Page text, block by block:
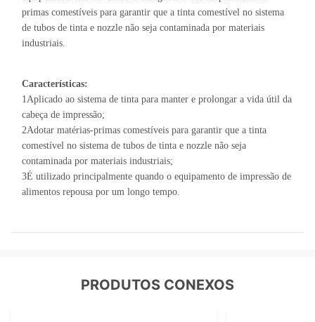
primas comestíveis para garantir que a tinta comestível no sistema
de tubos de tinta e nozzle não seja contaminada por materiais
industriais.
Características:
1Aplicado ao sistema de tinta para manter e prolongar a vida útil da
cabeça de impressão;
2Adotar matérias-primas comestíveis para garantir que a tinta
comestível no sistema de tubos de tinta e nozzle não seja
contaminada por materiais industriais;
3É utilizado principalmente quando o equipamento de impressão de
alimentos repousa por um longo tempo.
PRODUTOS CONEXOS